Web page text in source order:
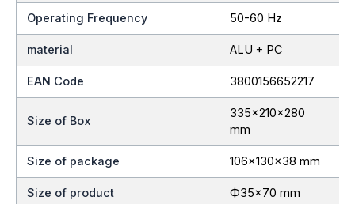
Operating Frequency 50-60 Hz
material ALU + PC
EAN Code 3800156652217
Size of Box
335x210x280
mm
Size of package 106x130x38 mm
Size of product Ф35×70 mm